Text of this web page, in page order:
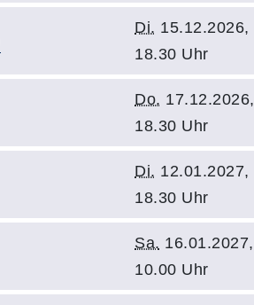
Di. 15.12.2026,
18.30 Uhr
Do. 17.12.2026,
18.30 Uhr
Di. 12.01.2027,
18.30 Uhr
Sa. 16.01.2027,
10.00 Uhr